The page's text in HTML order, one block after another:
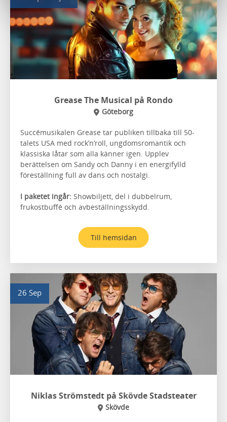
Grease The Musical på Rondo
Göteborg
Succémusikalen Grease tar publiken tillbaka till 50-
talets USA med rock’n’roll, ungdomsromantik och
klassiska låtar som alla känner igen. Upplev
berättelsen om Sandy och Danny i en energifylld
föreställning full av dans och nostalgi.
I paketet ingår: Showbiljett, del i dubbelrum,
frukostbuffé och avbeställningsskydd.
Till hemsidan
26 Sep
Niklas Strömstedt på Skövde Stadsteater
Skövde